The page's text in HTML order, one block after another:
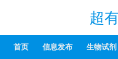
超
首页 信息发布 生物试剂